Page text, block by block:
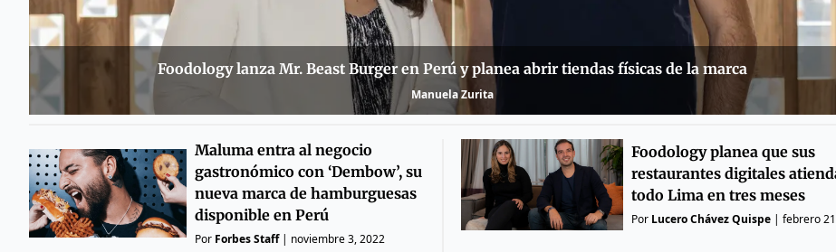
Foodology lanza Mr. Beast Burger en Perú y planea abrir tiendas físicas de la marca
Manuela Zurita
Maluma entra al negocio
gastronómico con ‘Dembow’, su
nueva marca de hamburguesas
disponible en Perú
Por Forbes Staff| noviembre 3, 2022
Foodology planea que sus
restaurantes digitales
todo Lima en tres meses
Por Lucero Chávez Quispe| febrero